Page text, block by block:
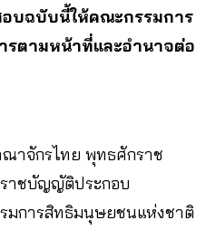
อบฉบับนี้ให้คณะกรรมการ
รตามหน้าที่และอำนาจต่อ
าจักรไทย พุทธศักราช
ราชบัญญัติประกอบ
มการสิทธิมนุษยชนแห่งชาติ